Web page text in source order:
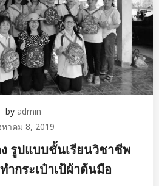
by admin
หาคม 8, 2019
รูปแบบชั้นเรียนวิชาชีพ
ำกระเป๋าเป้ผ้าด้นมือ